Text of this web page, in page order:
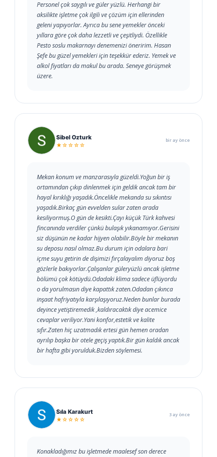
Personel çok saygılı ve güler yüzlü. Herhangi bir
aksilikte işletme çok ilgili ve çözüm için ellerinden
geleni yapıyorlar. Ayrıca bu sene yemekler önceki
yıllara göre çok daha lezzetli ve çeşitliydi. Özellikle
Pesto soslu makarnayı denemenizi öneririm. Hasan
Şefe bu güzel yemekleri için teşekkür ederiz. Yemek ve
alkol fiyatları da makul bu arada. Seneye görüşmek
üzere.
Sibel Ozturk
★☆☆☆☆
bir ay önce
Mekan konum ve manzarasıyla güzeldi.Yoğun bir iş
ortamından çıkıp dinlenmek için geldik ancak tam bir
hayal kırıklığı yaşadık.Öncelikle mekanda su sıkıntısı
yaşadık.Birkaç gün evvelden sular zaten arada
kesiliyormuş.O gün de kesikti.Çayı küçük Türk kahvesi
fincanında verdiler çünkü bulaşık yıkanamıyor.Gerisini
siz düşünün ne kadar hijyen olabilir.Böyle bir mekanın
su deposu nasıl olmaz.Bu durum için odalara bari
içme suyu getirin de dişimizi fırçalayalım diyoruz boş
gözlerle bakıyorlar.Çalışanlar güleryüzlü ancak işletme
bölümü çok kötüydü.Odadaki klima sadece üflüyordu
o da yorulmasın diye kapattık zaten.Odadan çıkınca
inşaat hafriyatıyla karşılaşıyoruz.Neden bunlar burada
deyince yetiştiremedik ,kaldıracaktık diye acemice
cevaplar veriliyor.Yani konfor,estetik ve kalite
sıfır.Zaten hiç uzatmadık ertesi gün hemen oradan
ayrılıp başka bir otele geçiş yaptık.Bir gün kaldık ancak
bir hafta gibi yorulduk.Bizden söylemesi.
Sıla Karakurt
★☆☆☆☆
3 ay önce
Konakladığımız bu işletmede maalesef son derece